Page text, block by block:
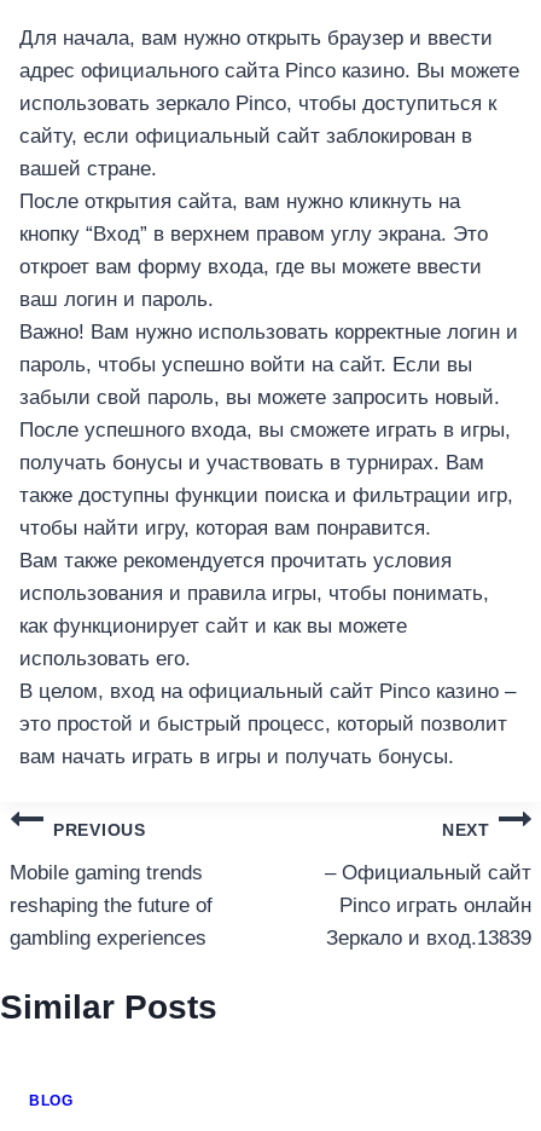
Для начала, вам нужно открыть браузер и ввести
адрес официального сайта Pinco казино. Вы можете
использовать зеркало Pinco, чтобы доступиться к
сайту, если официальный сайт заблокирован в
вашей стране.
После открытия сайта, вам нужно кликнуть на
кнопку “Вход” в верхнем правом углу экрана. Это
откроет вам форму входа, где вы можете ввести
ваш логин и пароль.
Важно! Вам нужно использовать корректные логин и
пароль, чтобы успешно войти на сайт. Если вы
забыли свой пароль, вы можете запросить новый.
После успешного входа, вы сможете играть в игры,
получать бонусы и участвовать в турнирах. Вам
также доступны функции поиска и фильтрации игр,
чтобы найти игру, которая вам понравится.
Вам также рекомендуется прочитать условия
использования и правила игры, чтобы понимать,
как функционирует сайт и как вы можете
использовать его.
В целом, вход на официальный сайт Pinco казино –
это простой и быстрый процесс, который позволит
вам начать играть в игры и получать бонусы.
แนะแนว
เรื่อง
PREVIOUS
Mobile gaming trends
reshaping the future of
gambling experiences
NEXT
– Официальный сайт
Pinco играть онлайн
Зеркало и вход.13839
Similar Posts
BLOG